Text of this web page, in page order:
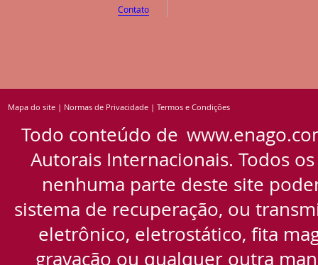
Contato
Mapa do site | Normas de Privacidade | Termos e Condições
Todo conteúdo de
Autorais Internacionais. Todos
nenhuma parte deste site
sistema de recuperação, ou
eletrônico, eletrostático, fita
gravação ou qualquer outra